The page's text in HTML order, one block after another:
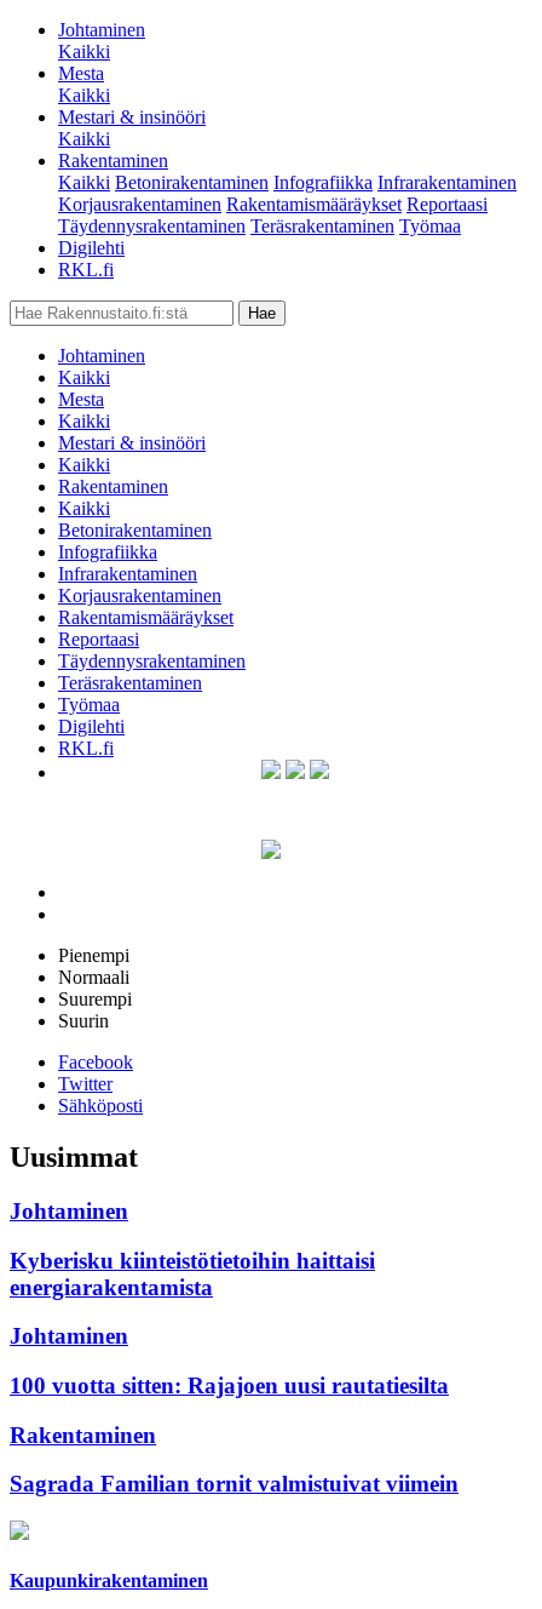
Johtaminen
Kaikki
Mesta
Kaikki
Mestari & insinööri
Kaikki
Rakentaminen
Kaikki Betonirakentaminen Infografiikka Infrarakentaminen
Korjausrakentaminen Rakentamismääräykset Reportaasi
Täydennysrakentaminen Teräsrakentaminen Työmaa
Digilehti
RKL.fi
Johtaminen
Kaikki
Mesta
Kaikki
Mestari & insinööri
Kaikki
Rakentaminen
Kaikki
Betonirakentaminen
Infografiikka
Infrarakentaminen
Korjausrakentaminen
Rakentamismääräykset
Reportaasi
Täydennysrakentaminen
Teräsrakentaminen
Työmaa
Digilehti
RKL.fi
Pienempi
Normaali
Suurempi
Suurin
Facebook
Twitter
Sähköposti
Uusimmat
Johtaminen
Kyberisku kiinteistötietoihin haittaisi
energiarakentamista
Johtaminen
100 vuotta sitten: Rajajoen uusi rautatiesilta
Rakentaminen
Sagrada Familian tornit valmistuivat viimein
Kaupunkirakentaminen